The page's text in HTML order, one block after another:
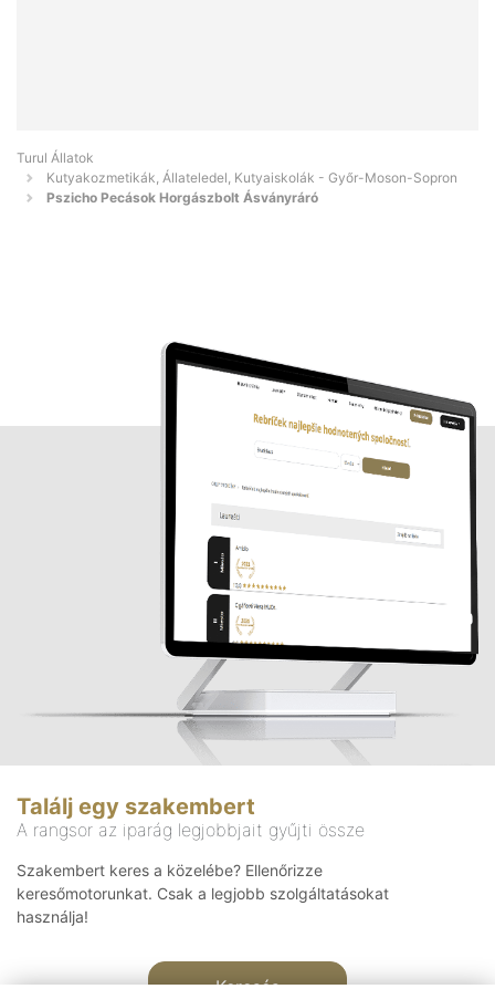
Turul Állatok
Kutyakozmetikák, Állateledel, Kutyaiskolák - Győr-Moson-Sopron
Pszicho Pecások Horgászbolt Ásványráró
Találj egy szakembert
A rangsor az iparág legjobbjait gyűjti össze
Szakembert keres a közelébe? Ellenőrizze
keresőmotorunkat. Csak a legjobb szolgáltatásokat
használja!